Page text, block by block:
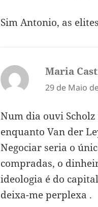
Sim Antonio, as
Maria
29 de Maio
Num dia ouvi
enquanto Van der
Negociar seria o
compradas, o
ideologia é do
deixa-me perplexa .